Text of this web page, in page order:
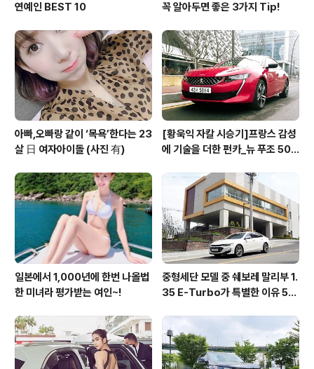
연예인 BEST 10
꼭 알아두면 좋은 3가지 Tip!
아빠,오빠랑 같이 ‘목욕’한다는 23
살 日 여자아이돌 (사진 有)
[황욱익 자칼 시승기]프랑스 감성
에 기술을 더한 펀카_뉴 푸조 508
일본에서 1,000년에 한번 나올법
한 미녀라 평가받는 여인~!
중형세단 모델 중 쉐보레 말리부 1.
35 E-Turbo가 특별한 이유 5가